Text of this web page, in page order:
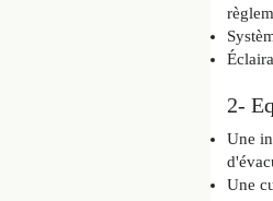
2-
Une
Une